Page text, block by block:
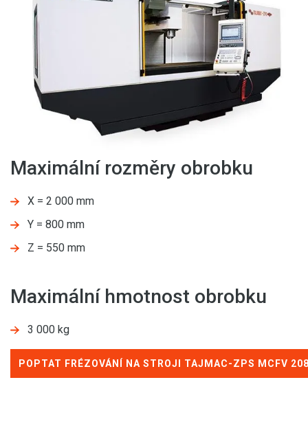
Maximální rozměry obrobku
X = 2 000 mm
Y = 800 mm
Z = 550 mm
Maximální hmotnost obrobku
3 000 kg
POPTAT FRÉZOVÁNÍ NA STROJI TAJMAC-ZPS MCFV